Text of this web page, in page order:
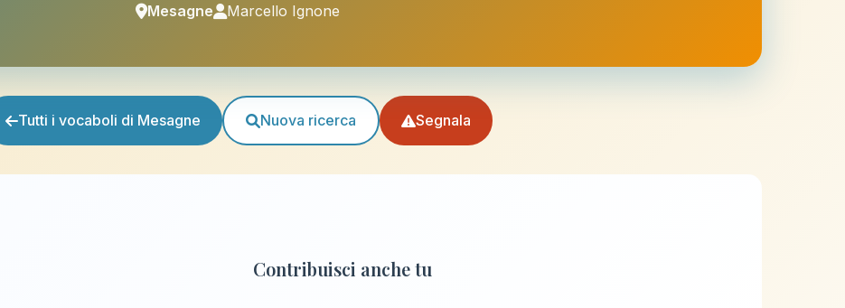
Mesagne Marcello Ignone
Tutti i vocaboli di Mesagne Nuova ricerca Segnala
Contribuisci anche tu